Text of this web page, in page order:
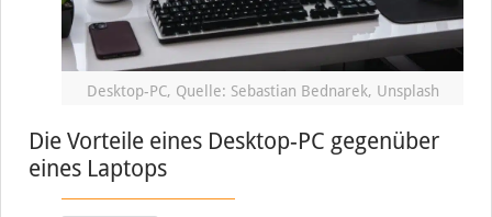
Desktop-PC, Quelle: Sebastian Bednarek, Unsplash
Die Vorteile eines Desktop-PC gegenüber
eines Laptops